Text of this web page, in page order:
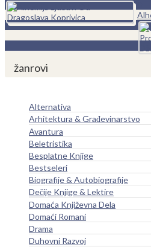
žanrovi
Alternativa
Arhitektura & Građevinarstvo
Avantura
Beletristika
Besplatne Knjige
Bestseleri
Biografije & Autobiografije
Dečije Knjige & Lektire
Domaća Književna Dela
Domaći Romani
Drama
Duhovni Razvoj